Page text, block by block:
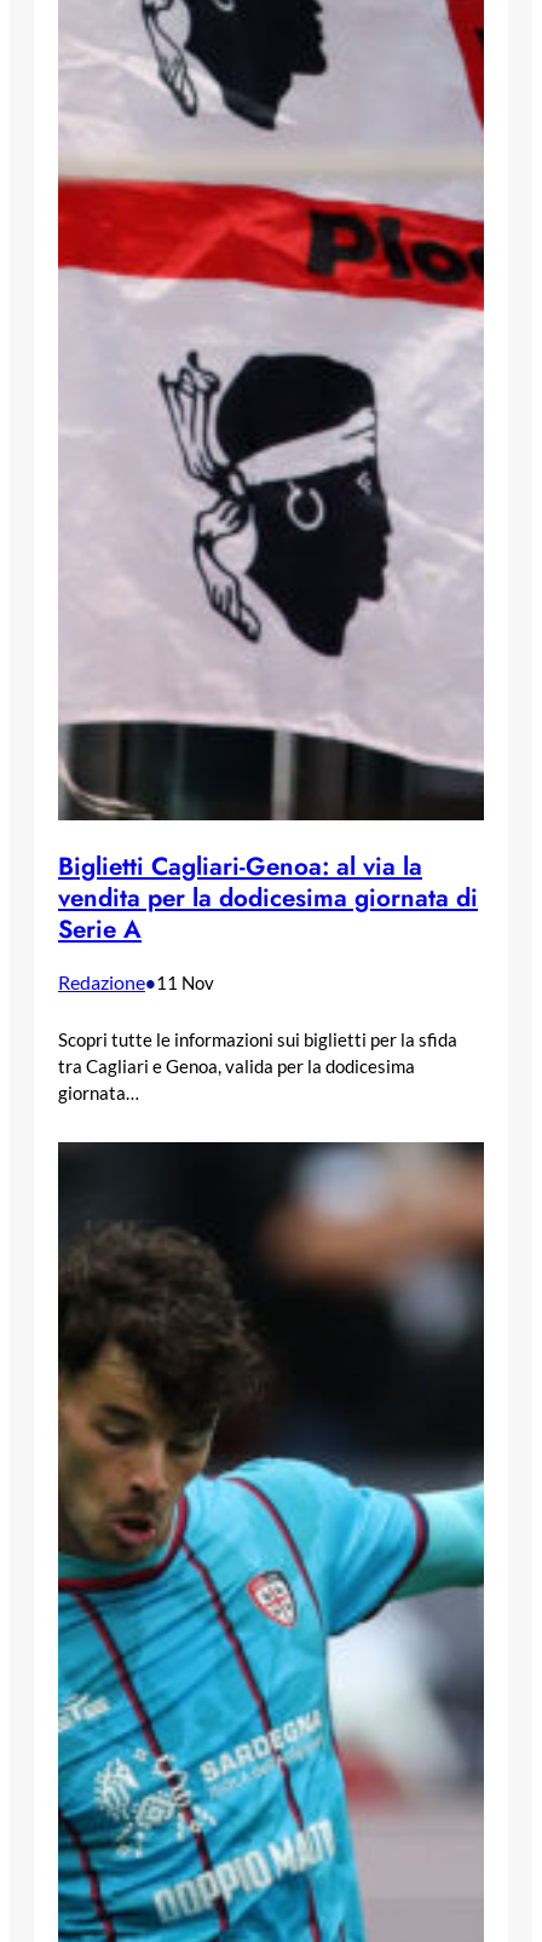
Biglietti Cagliari-Genoa: al via la
vendita per la dodicesima giornata di
Serie A
Redazione•11 Nov
Scopri tutte le informazioni sui biglietti per la sfida
tra Cagliari e Genoa, valida per la dodicesima
giornata…